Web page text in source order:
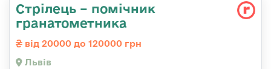
Стрілець – помічник
гранатометника
від 20000 до 120000 грн
Львів